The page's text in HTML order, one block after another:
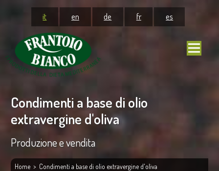
it en de fr es
Condimenti a base di olio
extravergine d'oliva
Produzione e vendita
Home > Condimenti a base di olio extravergine d'oliva